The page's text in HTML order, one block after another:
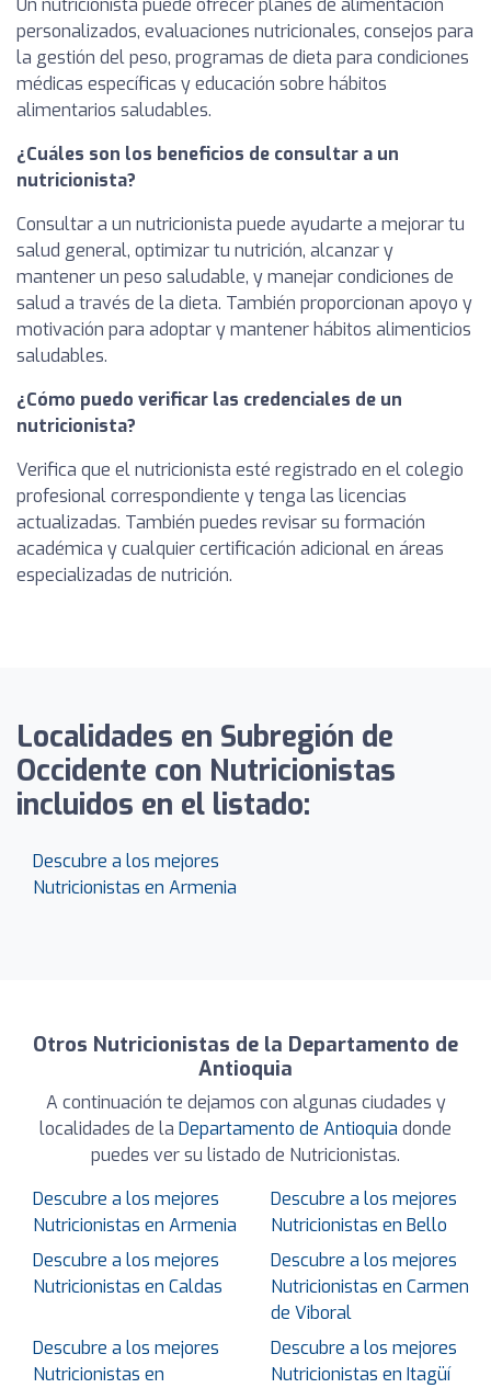
Un nutricionista puede ofrecer planes de alimentación
personalizados, evaluaciones nutricionales, consejos para
la gestión del peso, programas de dieta para condiciones
médicas específicas y educación sobre hábitos
alimentarios saludables.
¿Cuáles son los beneficios de consultar a un
nutricionista?
Consultar a un nutricionista puede ayudarte a mejorar tu
salud general, optimizar tu nutrición, alcanzar y
mantener un peso saludable, y manejar condiciones de
salud a través de la dieta. También proporcionan apoyo y
motivación para adoptar y mantener hábitos alimenticios
saludables.
¿Cómo puedo verificar las credenciales de un
nutricionista?
Verifica que el nutricionista esté registrado en el colegio
profesional correspondiente y tenga las licencias
actualizadas. También puedes revisar su formación
académica y cualquier certificación adicional en áreas
especializadas de nutrición.
Localidades en Subregión de
Occidente con Nutricionistas
incluidos en el listado:
Descubre a los mejores
Nutricionistas en Armenia
Otros Nutricionistas de la Departamento de
Antioquia
A continuación te dejamos con algunas ciudades y
localidades de la Departamento de Antioquia donde
puedes ver su listado de Nutricionistas.
Descubre a los mejores
Nutricionistas en Armenia
Descubre a los mejores
Nutricionistas en Bello
Descubre a los mejores
Nutricionistas en Caldas
Descubre a los mejores
Nutricionistas en Carmen
de Viboral
Descubre a los mejores
Nutricionistas en
Descubre a los mejores
Nutricionistas en Itagüí